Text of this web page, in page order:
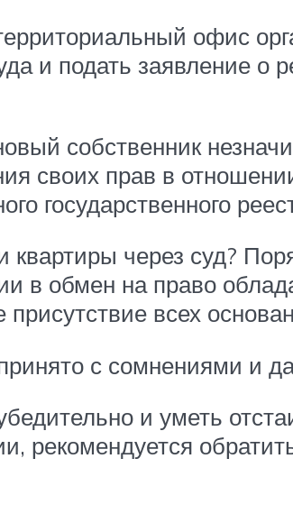
офис
и подать заявление о
собственник
своих прав в
государственного
через суд?
в обмен на право
всех
с сомнениями и
и уметь
рекомендуется